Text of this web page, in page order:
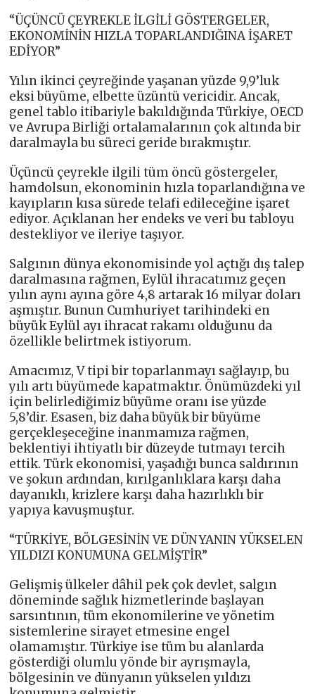
“ÜÇÜNCÜ ÇEYREKLE İLGİLİ GÖSTERGELER,
EKONOMİNİN HIZLA TOPARLANDIĞINA İŞARET
EDİYOR”
Yılın ikinci çeyreğinde yaşanan yüzde 9,9’luk
eksi büyüme, elbette üzüntü vericidir. Ancak,
genel tablo itibariyle bakıldığında Türkiye, OECD
ve Avrupa Birliği ortalamalarının çok altında bir
daralmayla bu süreci geride bırakmıştır.
Üçüncü çeyrekle ilgili tüm öncü göstergeler,
hamdolsun, ekonominin hızla toparlandığına ve
kayıpların kısa sürede telafi edileceğine işaret
ediyor. Açıklanan her endeks ve veri bu tabloyu
destekliyor ve ileriye taşıyor.
Salgının dünya ekonomisinde yol açtığı dış talep
daralmasına rağmen, Eylül ihracatımız geçen
yılın aynı ayına göre 4,8 artarak 16 milyar doları
aşmıştır. Bunun Cumhuriyet tarihindeki en
büyük Eylül ayı ihracat rakamı olduğunu da
özellikle belirtmek istiyorum.
Amacımız, V tipi bir toparlanmayı sağlayıp, bu
yılı artı büyümede kapatmaktır. Önümüzdeki yıl
için belirlediğimiz büyüme oranı ise yüzde
5,8’dir. Esasen, biz daha büyük bir büyüme
gerçekleşeceğine inanmamıza rağmen,
beklentiyi ihtiyatlı bir düzeyde tutmayı tercih
ettik. Türk ekonomisi, yaşadığı bunca saldırının
ve şokun ardından, kırılganlıklara karşı daha
dayanıklı, krizlere karşı daha hazırlıklı bir
yapıya kavuşmuştur.
“TÜRKİYE, BÖLGESİNİN VE DÜNYANIN YÜKSELEN
YILDIZI KONUMUNA GELMİŞTİR”
Gelişmiş ülkeler dâhil pek çok devlet, salgın
döneminde sağlık hizmetlerinde başlayan
sarsıntının, tüm ekonomilerine ve yönetim
sistemlerine sirayet etmesine engel
olamamıştır. Türkiye ise tüm bu alanlarda
gösterdiği olumlu yönde bir ayrışmayla,
bölgesinin ve dünyanın yükselen yıldızı